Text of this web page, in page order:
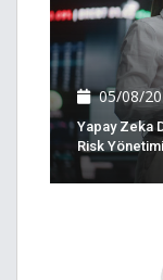
05/08/
Yapay Zeka
Risk